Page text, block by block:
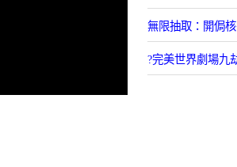
無限抽取：開侷
?完美世界劇場九